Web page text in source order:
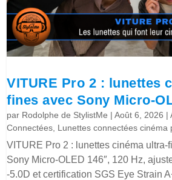
VITURE Pro 2 : lunettes
fines avec Sony Micro-
par Rodolphe de StylistMe |Août 6, 2026 |
Connectées Lunettes connectées cinéma
VITURE Pro 2 : lunettes cinéma ultra-
Sony Micro-OLED 146″, 120 Hz,
-5.0D et certification SGS Eye Strain